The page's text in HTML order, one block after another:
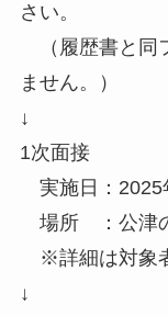
さい。
（履歴書と同
ません。）
↓
1次面接
実施日：2025
場所 ：公津
※詳細は対象
↓